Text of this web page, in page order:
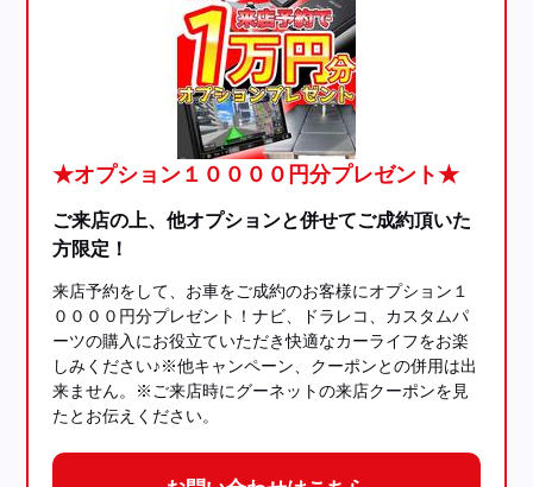
★オプション１００００円分プレゼント★
ご来店の上、他オプションと併せてご成約頂いた
方限定！
来店予約をして、お車をご成約のお客様にオプション１
００００円分プレゼント！ナビ、ドラレコ、カスタムパ
ーツの購入にお役立ていただき快適なカーライフをお楽
しみください♪※他キャンペーン、クーポンとの併用は出
来ません。※ご来店時にグーネットの来店クーポンを見
たとお伝えください。